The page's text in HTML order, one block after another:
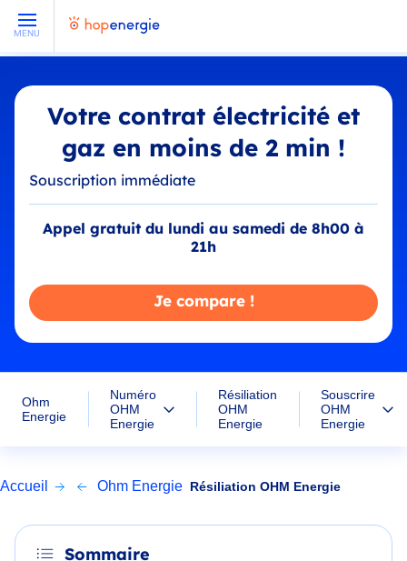
MENU
Votre contrat électricité et
gaz en moins de 2 min !
Souscription immédiate
Appel gratuit du lundi au samedi de 8h00 à
21h
Je compare !
Ohm
Energie
Numéro
OHM
Energie
Résiliation
OHM
Energie
Souscrire
OHM
Energie
Accueil Ohm Energie Résiliation OHM Energie
Sommaire